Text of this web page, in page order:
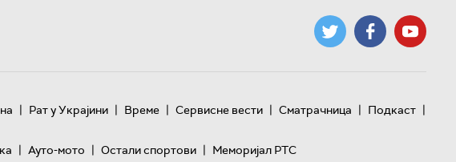
| Рат у Украјини | Време | Сервисне вести | Сматрачница | Подкаст |
| Ауто-мото | Остали спортови | Меморијал РТС